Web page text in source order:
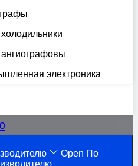
электроника
Open По